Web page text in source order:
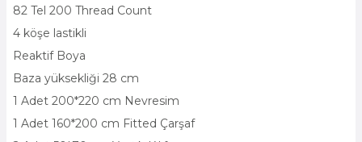
82 Tel 200 Thread Count
4 köşe lastikli
Reaktif Boya
Baza yüksekliği 28 cm
1 Adet 200*220 cm Nevresim
1 Adet 160*200 cm Fitted Çarşaf